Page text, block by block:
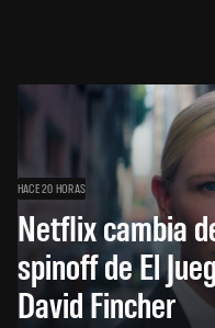
HACE 20 HORAS
Netflix cambia
spinoff de El
David Fincher